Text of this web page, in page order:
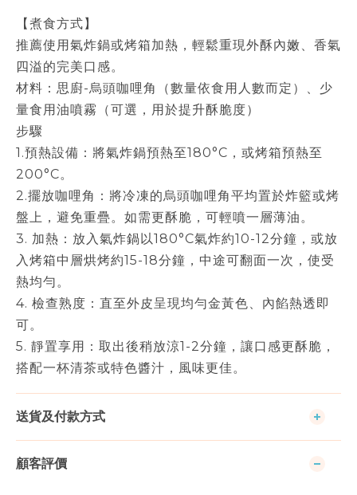
【煮食方式】
推薦使用氣炸鍋或烤箱加熱，輕鬆重現外酥內嫩、香氣
四溢的完美口感。
材料：思廚-烏頭咖哩角（數量依食用人數而定）、少
量食用油噴霧（可選，用於提升酥脆度）
步驟
1.預熱設備：將氣炸鍋預熱至180°C，或烤箱預熱至
200°C。
2.擺放咖哩角：將冷凍的烏頭咖哩角平均置於炸籃或烤
盤上，避免重疊。如需更酥脆，可輕噴一層薄油。
3. 加熱：放入氣炸鍋以180°C氣炸約10-12分鐘，或放
入烤箱中層烘烤約15-18分鐘，中途可翻面一次，使受
熱均勻。
4. 檢查熟度：直至外皮呈現均勻金黃色、內餡熱透即
可。
5. 靜置享用：取出後稍放涼1-2分鐘，讓口感更酥脆，
搭配一杯清茶或特色醬汁，風味更佳。
送貨及付款方式
顧客評價